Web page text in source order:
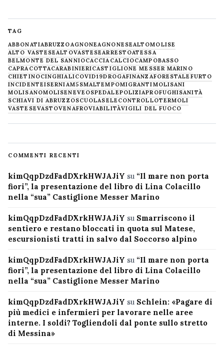
TAG
ABBONATIABRUZZOAGNONEAGNONESEALTOMOLISE
ALTO VASTESEALTOVASTESEARRESTOATESSA
BELMONTE DEL SANNIOCACCIACALCIOCAMPOBASSO
CAPRACOTTACARABINIERICASTIGLIONE MESSER MARINO
CHIETINOCINGHIALICOVID19DROGAFINANZAFORESTALE FURTO
INCIDENTEISERNIAM5SMALTEMPOMIGRANTIMOLISANI
MOLISANOMOLISENEVE OSPEDALEPOLIZIAPROFUGHISANITÀ
SCHIAVI DI ABRUZZOSCUOLASELECONTROLLOTERMOLI
VASTESEVASTOVENAFROVIABILITÀVIGILI DEL FUOCO
COMMENTI RECENTI
kimQqpDzdFadDXrkHWJAJiY su “Il mare non porta
fiori”, la presentazione del libro di Lina Colacillo
nella “sua” Castiglione Messer Marino
kimQqpDzdFadDXrkHWJAJiY su Smarriscono il
sentiero e restano bloccati in quota sul Matese,
escursionisti tratti in salvo dal Soccorso alpino
kimQqpDzdFadDXrkHWJAJiY su “Il mare non porta
fiori”, la presentazione del libro di Lina Colacillo
nella “sua” Castiglione Messer Marino
kimQqpDzdFadDXrkHWJAJiY su Schlein: «Pagare di
più medici e infermieri per lavorare nelle aree
interne. I soldi? Togliendoli dal ponte sullo stretto
di Messina»